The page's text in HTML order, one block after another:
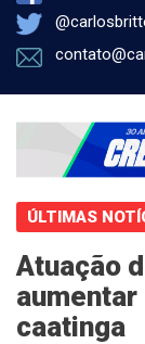
ÚLTIMAS
Atuação
caatinga